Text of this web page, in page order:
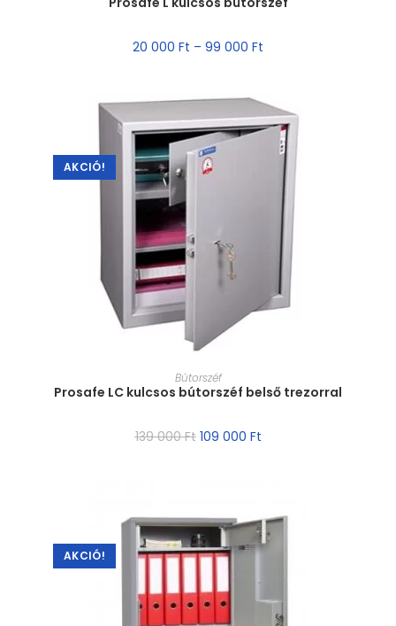
20 000 Ft – 99 000 Ft
AKCIÓ!
MÉRET VÁLASZTÁSA
Bútorszéf
Prosafe LC kulcsos bútorszéf belső trezorral
139 000Ft 109 000 Ft
AKCIÓ!